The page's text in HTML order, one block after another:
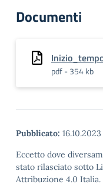
Documenti
pdf - 354 kb
Pubblicato: 16.10.2023
Eccetto dove
stato rilasciato sotto
Attribuzione 4.0 Italia.